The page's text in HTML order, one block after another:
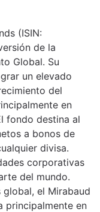
(ISIN:
de la
Global. Su
un elevado
del
en
fondo destina al
a bonos de
divisa.
corporativas
del mundo.
global, el Mirabaud
principalmente en